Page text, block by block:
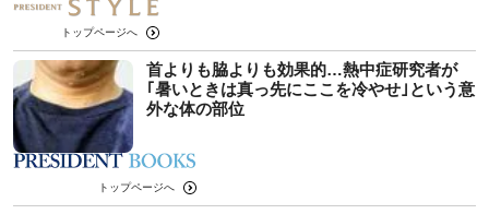
トップページへ
首よりも脇よりも効果的…熱中症研究者が
｢暑いときは真っ先にここを冷やせ｣という意
外な体の部位
トップページへ